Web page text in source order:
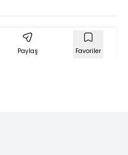
Rize'de)
Paylaş Favoriler